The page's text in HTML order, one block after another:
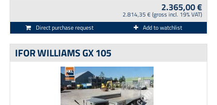
2.365,00 €
2.814,35 € (gross incl. 19% VAT)
Direct purchase request
Add to watchlist
IFOR WILLIAMS GX 105